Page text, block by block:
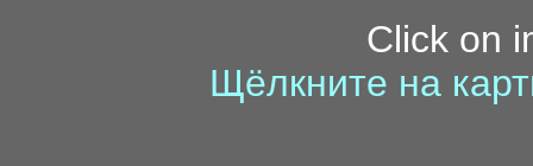
Click on
Щёлкните на